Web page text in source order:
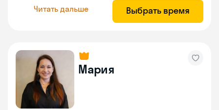
Читать дальше Выбрать время
Мария